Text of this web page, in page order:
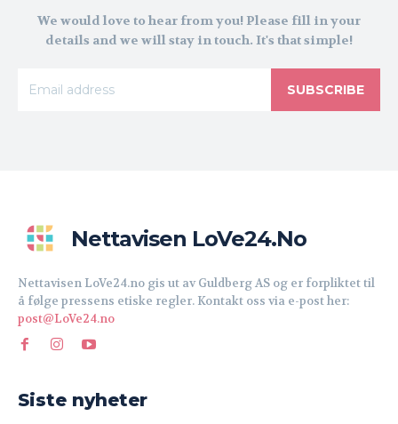
We would love to hear from you! Please fill in your
details and we will stay in touch. It's that simple!
SUBSCRIBE
Nettavisen LoVe24.no
Nettavisen LoVe24.no gis ut av Guldberg AS og er forpliktet til
å følge pressens etiske regler. Kontakt oss via e-post her:
post@LoVe24.no
Siste nyheter